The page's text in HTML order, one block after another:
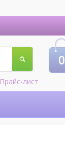
Прайс-лист
0